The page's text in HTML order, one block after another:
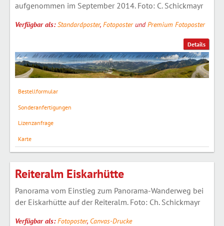
Details
aufgenommen im September 2014. Foto: C. Schickmayr
Verfügbar als:Standardposter, FotoposterundPremium Fotoposter
Bestellformular
Sonderanfertigungen
Lizenzanfrage
Karte
Reiteralm Eiskarhütte
Panorama vom Einstieg zum Panorama-Wanderweg bei
der Eiskarhütte auf der Reiteralm. Foto: Ch. Schickmayr
Verfügbar als:Fotoposter, Canvas-Drucke